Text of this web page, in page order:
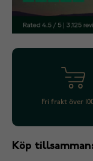
Fri frakt över
Köp